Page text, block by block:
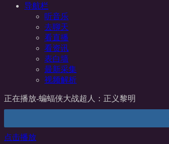
导航栏
听音乐
去聊天
看直播
看资讯
表白墙
最新采集
视频解析
正在播放-蝙蝠侠大战超人：正义黎明
点击播放